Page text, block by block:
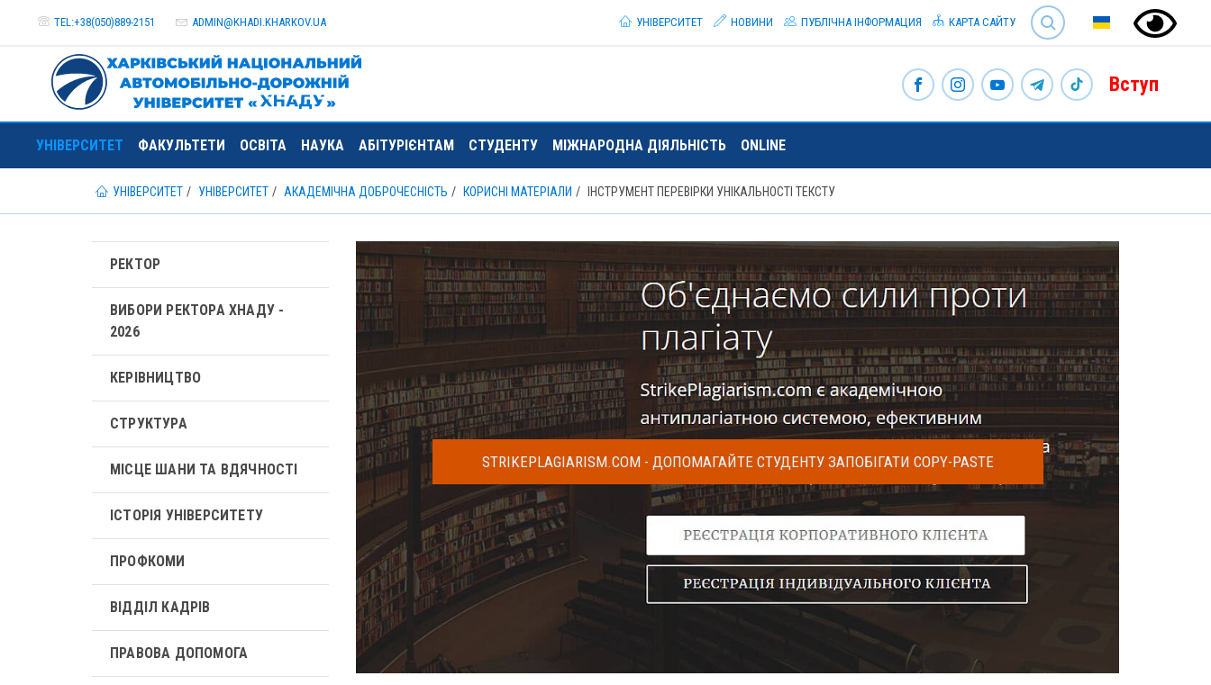
TEL:+38(050)889-2151 ADMIN@KHADI.KHARKOV.UA
SEARCH
УНІВЕРСИТЕТ
НОВИНИ ПУБЛІЧНА ІНФОРМАЦИЯ КАРТА САЙТУ
Вступ
УНІВЕРСИТЕТ ФАКУЛЬТЕТИ ОСВІТА НАУКА АБІТУРІЄНТАМ СТУДЕНТУ МІЖНАРОДНА ДІЯЛЬНІСТЬ ONLINE
УНІВЕРСИТЕТ УНІВЕРСИТЕТ АКАДЕМІЧНА ДОБРОЧЕСНІСТЬ КОРИСНІ МАТЕРІАЛИ ІНСТРУМЕНТ ПЕРЕВІРКИ УНІКАЛЬНОСТІ ТЕКСТУ
STRIKEPLAGIARISM.COM - ДОПОМАГАЙТЕ СТУДЕНТУ ЗАПОБІГАТИ COPY-PASTE
РЕКТОР
ВИБОРИ РЕКТОРА ХНАДУ -
2026
КЕРІВНИЦТВО
СТРУКТУРА
МІСЦЕ ШАНИ ТА ВДЯЧНОСТІ
ІСТОРІЯ УНІВЕРСИТЕТУ
ПРОФКОМИ
ВІДДІЛ КАДРІВ
ПРАВОВА ДОПОМОГА